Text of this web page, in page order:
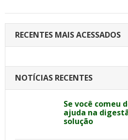
RECENTES MAIS ACESSADOS
NOTÍCIAS RECENTES
Se você comeu
ajuda na
solução